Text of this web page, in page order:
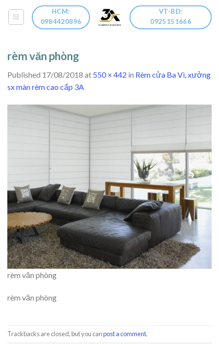
HCM:
0984420896
VT-BD:
0925151666
rèm văn phòng
Published 17/08/2018 at 550 × 442 in Rèm cửa Ba Vì, xưởng
sx màn rèm cao cấp 3A
rèm văn phòng
rèm văn phòng
Trackbacks are closed, but you canpost a comment.